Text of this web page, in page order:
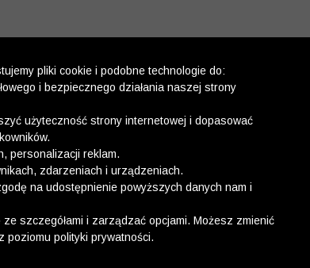
pliki cookie i podobne technologie do:
i bezpiecznego działania naszej strony
użyteczność strony internetowej i dopasować
personalizacji reklam.
zdarzeniach i urządzeniach.
na udostępnienie powyższych danych nam i
szczegółami i zarządzać opcjami. Możesz zmienić
poziomu polityki prywatności.